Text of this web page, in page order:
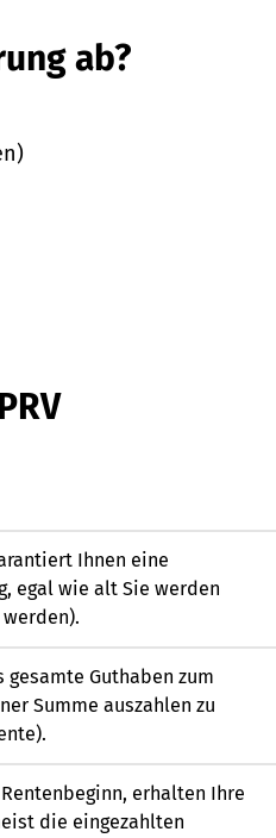
ab?
Ihnen eine
egal wie alt Sie werden
werden).
gesamte Guthaben zum
Summe auszahlen zu
erhalten Ihre
die eingezahlten